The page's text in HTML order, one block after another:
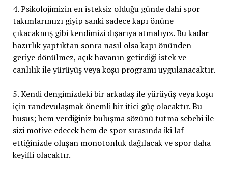
4. Psikolojimizin en isteksiz olduğu günde dahi spor
takımlarımızı giyip sanki sadece kapı önüne
çıkacakmış gibi kendimizi dışarıya atmalıyız. Bu kadar
hazırlık yaptıktan sonra nasıl olsa kapı önünden
geriye dönülmez, açık havanın getirdiği istek ve
canlılık ile yürüyüş veya koşu programı uygulanacaktır.
5. Kendi dengimizdeki bir arkadaş ile yürüyüş veya koşu
için randevulaşmak önemli bir itici güç olacaktır. Bu
husus; hem verdiğiniz buluşma sözünü tutma sebebi ile
sizi motive edecek hem de spor sırasında iki laf
ettiğinizde oluşan monotonluk dağılacak ve spor daha
keyifli olacaktır.